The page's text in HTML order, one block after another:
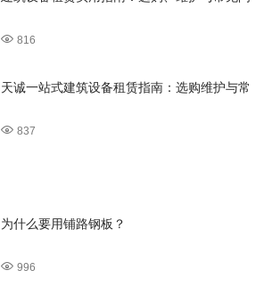
816
天诚一站式建筑设备租赁指南：选购维护与常
837
为什么要用铺路钢板？
996